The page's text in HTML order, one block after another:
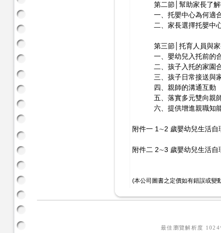
第二節│幫助家長了解
一、托嬰中心為何適
二、家長選擇托嬰中心
第三節│托育人員與家
一、嬰幼兒入托前的
二、孩子入托的家園
三、孩子日常接送與
四、親師的溝通互動
五、落實多元雙向親
六、提供增進親職知
附件一 1∼2 歲嬰幼兒生活
附件二 2∼3 歲嬰幼兒生活
(本公司圖書之定價如有錯誤或變
最佳瀏覽解析度